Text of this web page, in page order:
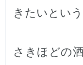
きたいとい
さきほどの